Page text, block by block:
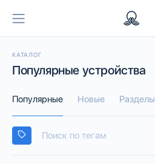
КАТАЛОГ
Популярные устройства
Популярные Новые Разделы